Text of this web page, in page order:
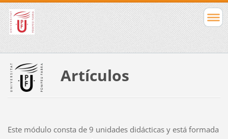
Artículos
Este módulo consta de 9 unidades didácticas y está formada